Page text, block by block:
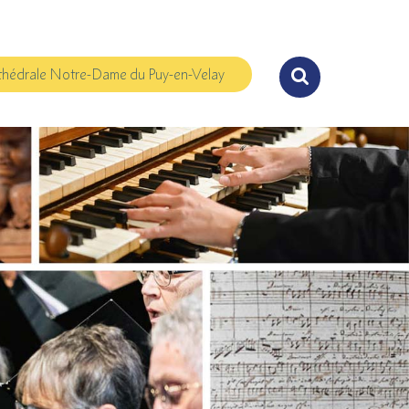
Notre-Dame du Puy-en-Velay